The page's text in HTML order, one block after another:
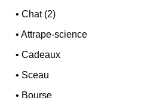
•Chat (2)
•Attrape-science
•Cadeaux
• Sceau
• Bourse